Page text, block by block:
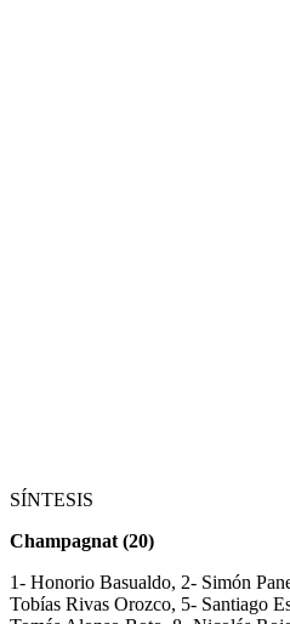
SÍNTESIS
Champagnat (20)
1- Honorio Basualdo, 2- Simón
Tobías Rivas Orozco, 5- Santiago